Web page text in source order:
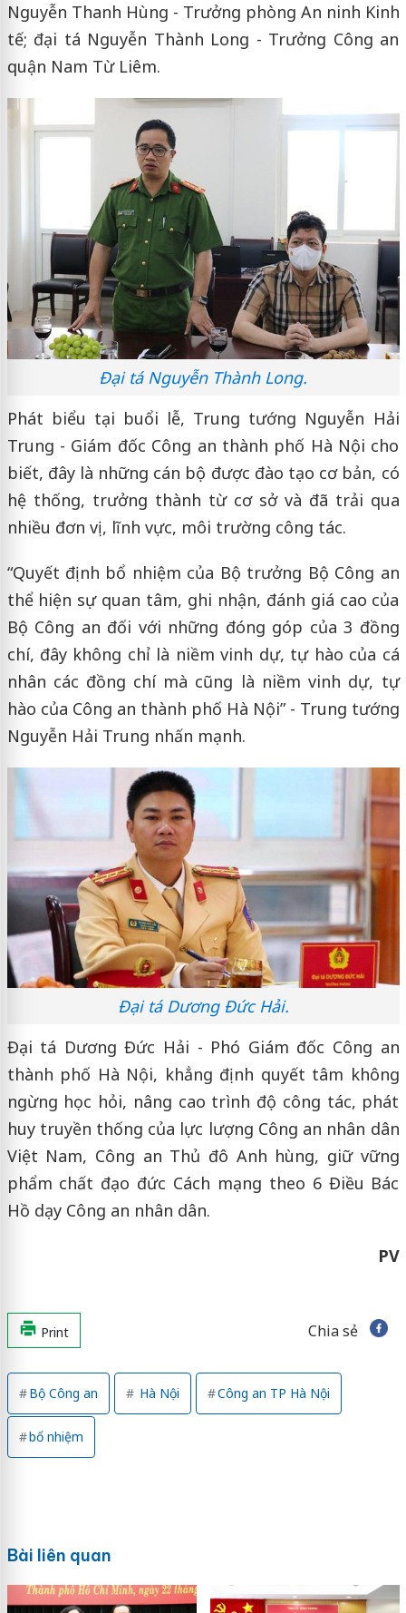
Nguyễn Thanh Hùng - Trưởng phòng An ninh Kinh
tế; đại tá Nguyễn Thành Long - Trưởng Công an
quận Nam Từ Liêm.
Đại tá Nguyễn Thành Long.
Phát biểu tại buổi lễ, Trung tướng Nguyễn Hải
Trung - Giám đốc Công an thành phố Hà Nội cho
biết, đây là những cán bộ được đào tạo cơ bản, có
hệ thống, trưởng thành từ cơ sở và đã trải qua
nhiều đơn vị, lĩnh vực, môi trường công tác.
“Quyết định bổ nhiệm của Bộ trưởng Bộ Công an
thể hiện sự quan tâm, ghi nhận, đánh giá cao của
Bộ Công an đối với những đóng góp của 3 đồng
chí, đây không chỉ là niềm vinh dự, tự hào của cá
nhân các đồng chí mà cũng là niềm vinh dự, tự
hào của Công an thành phố Hà Nội” - Trung tướng
Nguyễn Hải Trung nhấn mạnh.
Đại tá Dương Đức Hải.
Đại tá Dương Đức Hải - Phó Giám đốc Công an
thành phố Hà Nội, khẳng định quyết tâm không
ngừng học hỏi, nâng cao trình độ công tác, phát
huy truyền thống của lực lượng Công an nhân dân
Việt Nam, Công an Thủ đô Anh hùng, giữ vững
phẩm chất đạo đức Cách mạng theo 6 Điều Bác
Hồ dạy Công an nhân dân.
PV
Print Chia sẻ
Bộ Công an Hà Nội Công an TP Hà Nội
bổ nhiệm
Bài liên quan